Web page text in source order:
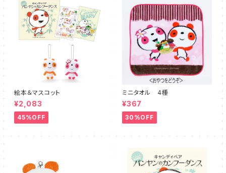
絵本＆マスコット
¥2,083
45%OFF
ミニタオル 4種
¥367
30%OFF